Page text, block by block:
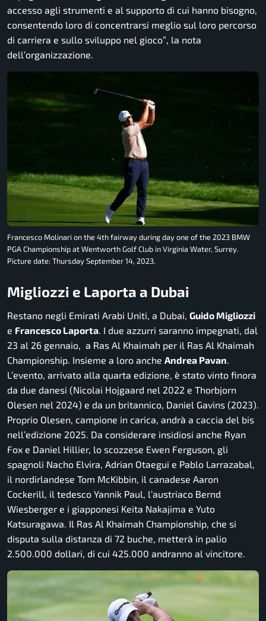
accesso agli strumenti e al supporto di cui hanno bisogno,
consentendo loro di concentrarsi meglio sul loro percorso
di carriera e sullo sviluppo nel gioco”, la nota
dell’organizzazione.
Francesco Molinari on the 4th fairway during day one of the 2023 BMW
PGA Championship at Wentworth Golf Club in Virginia Water, Surrey.
Picture date: Thursday September 14, 2023.
Migliozzi e Laporta a Dubai
Restano negli Emirati Arabi Uniti, a Dubai, Guido Migliozzi
e Francesco Laporta . I due azzurri saranno impegnati, dal
23 al 26 gennaio, a Ras Al Khaimah per il Ras Al Khaimah
Championship. Insieme a loro anche Andrea Pavan
L’evento, arrivato alla quarta edizione, è stato vinto finora
da due danesi (Nicolai Hojgaard nel 2022 e Thorbjorn
Olesen nel 2024) e da un britannico, Daniel Gavins (2023).
Proprio Olesen, campione in carica, andrà a caccia del bis
nell’edizione 2025. Da considerare insidiosi anche Ryan
Fox e Daniel Hillier, lo scozzese Ewen Ferguson, gli
spagnoli Nacho Elvira, Adrian Otaegui e Pablo Larrazabal,
il nordirlandese Tom McKibbin, il canadese Aaron
Cockerill, il tedesco Yannik Paul, l’austriaco Bernd
Wiesberger e i giapponesi Keita Nakajima e Yuto
Katsuragawa. Il Ras Al Khaimah Championship, che si
disputa sulla distanza di 72 buche, metterà in palio
2.500.000 dollari, di cui 425.000 andranno al vincitore.